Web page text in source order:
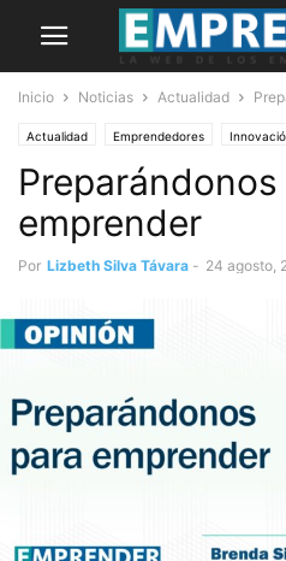
Inicio Noticias Actualidad
Actualidad Emprendedores
Preparándonos
emprender
Por Lizbeth Silva Távara - 24 agosto,